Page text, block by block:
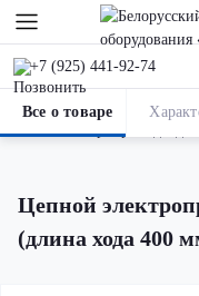
+7 (925) 441-92-74
Электроприводы для
Цепной
(длина хода 400
Все о товаре